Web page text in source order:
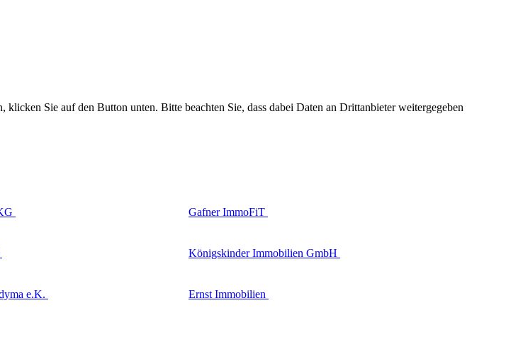
Sie auf den Button unten. Bitte beachten Sie, dass dabei Daten an Drittanbieter weitergegeben
Gafner ImmoFiT
Königskinder Immobilien GmbH
e.K. Ernst Immobilien